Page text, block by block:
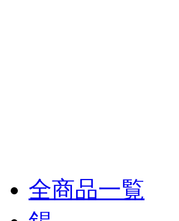
全商品一覧